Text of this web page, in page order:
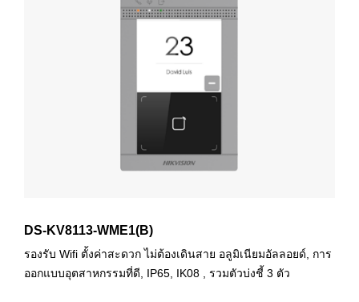
DS-KV8113-WME1(B)
รองรับ Wifi ตั้งค่าสะดวก ไม่ต้องเดินสาย อลูมิเนียมอัลลอยด์, การ
ออกแบบอุตสาหกรรมที่ดี, IP65, IK08 , รวมตัวบ่งชี้ 3 ตัว